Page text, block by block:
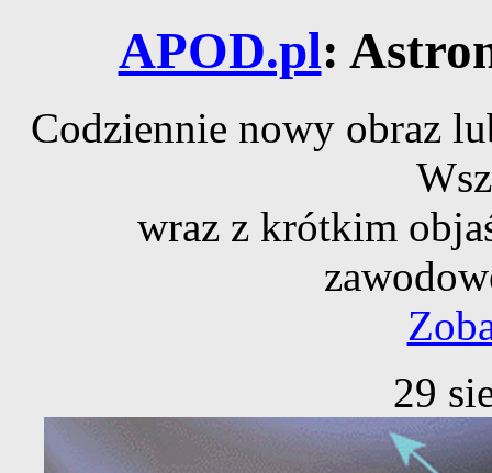
APOD.pl:
Codziennie nowy obraz
wraz z krótkim
29